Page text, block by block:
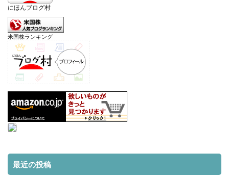
にほんブログ村
米国株ランキング
最近の投稿